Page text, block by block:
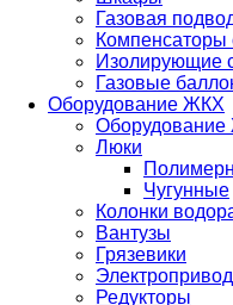
Газовая
Изолирующие
Газовые
Оборудование ЖКХ
Люки
Чугунные
Колонки
Вантузы
Грязевики
Редукторы